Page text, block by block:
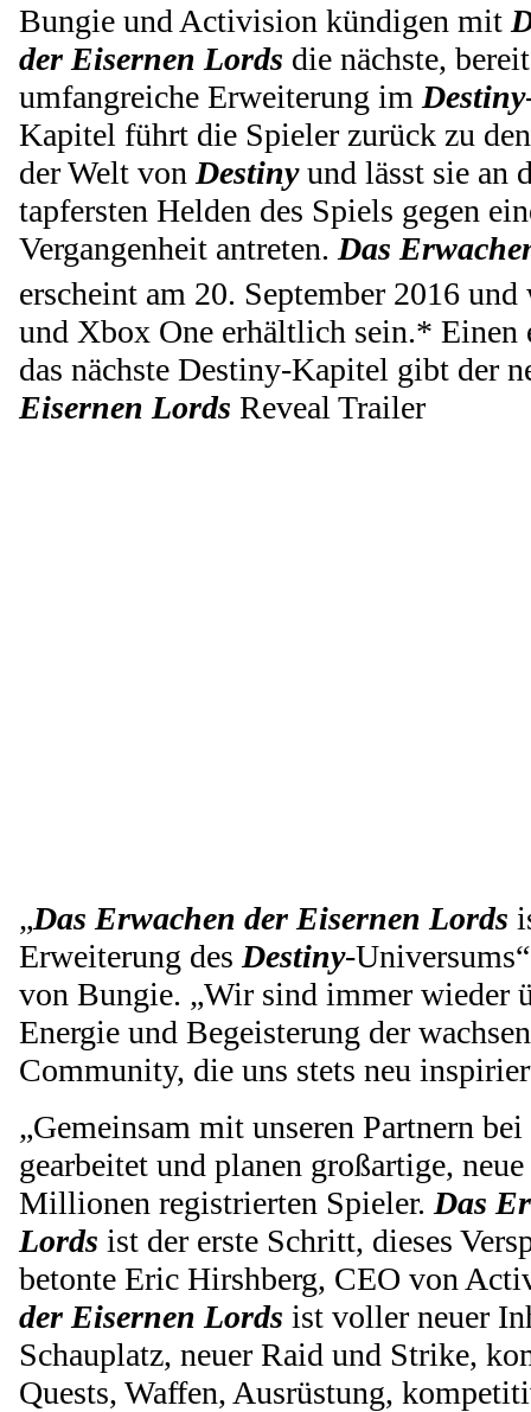
Bungie und Activision kündigen mit
der Eisernen Lords die nächste,
umfangreiche Erweiterung im Destiny
Kapitel führt die Spieler zurück zu
der Welt von Destinyund lässt sie an
tapfersten Helden des Spiels gegen
Vergangenheit antreten. Das
erscheint am 20. September 2016
und Xbox One erhältlich sein.* Einen
das nächste Destiny-Kapitel gibt der
Eisernen Lords Reveal Trailer
„Das Erwachen der Eisernen Lords
Erweiterung desDestiny-
von Bungie. „Wir sind immer wieder
Energie und Begeisterung der
Community, die uns stets neu
„Gemeinsam mit unseren Partnern
gearbeitet und planen großartige,
Millionen registrierten Spieler.Das
Lords ist der erste Schritt, dieses
betonte Eric Hirshberg, CEO von
der Eisernen Lords ist voller neuer
Schauplatz, neuer Raid und Strike,
Quests, Waffen, Ausrüstung,